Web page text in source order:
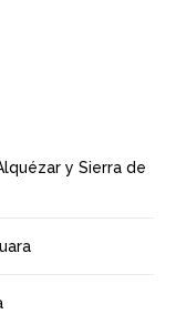
y Sierra de